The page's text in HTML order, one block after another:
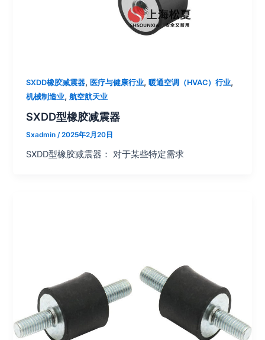
SXDD橡胶减震器,医疗与健康行业,暖通空调（HVAC）行业,
机械制造业,航空航天业
SXDD型橡胶减震器
Sxadmin/2025年2月20日
SXDD型橡胶减震器： 对于某些特定需求